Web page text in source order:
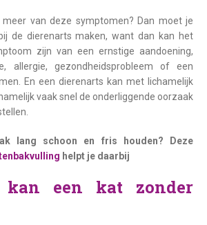
van deze symptomen? Dan moet je
de dierenarts maken, want dan kan het
zijn van een ernstige aandoening,
allergie, gezondheidsprobleem of een
En een dierenarts kan met lichamelijk
vaak snel de onderliggende oorzaak
lang schoon en fris houden? Deze
helpt je daarbij
kan een kat zonder